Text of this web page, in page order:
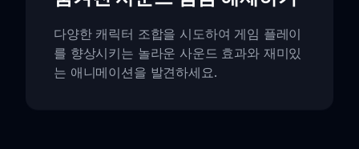
다양한 캐릭터 조합을 시도하여 게임 플레이
를 향상시키는 놀라운 사운드 효과와 재미있
는 애니메이션을 발견하세요.